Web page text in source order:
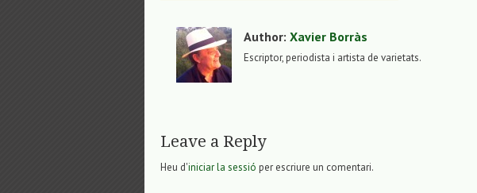
Author: Xavier Borràs
Escriptor, periodista i artista de varietats.
Leave a Reply
Heu d'iniciar la sessió per escriure un comentari.